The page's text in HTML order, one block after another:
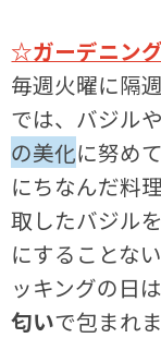
☆ガーデニン
毎週火曜に隔
では、バジル
の美化に努め
にちなんだ料
取したバジル
にすることな
ッキングの日は
匂いで包まれま